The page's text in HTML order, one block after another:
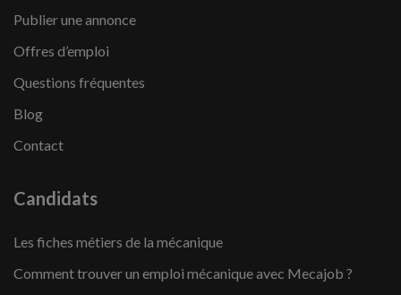
Publier une annonce
Offres d’emploi
Questions fréquentes
Blog
Contact
Candidats
Les fiches métiers de la mécanique
Comment trouver un emploi mécanique avec Mecajob ?